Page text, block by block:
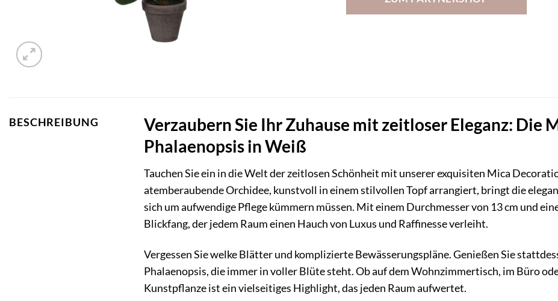
BESCHREIBUNG
Verzaubern Sie Ihr Zuhause mit zeitloser Eleganz: Die
Phalaenopsis in Weiß
Tauchen Sie ein in die Welt der zeitlosen Schönheit mit unserer exquisiten Mica
atemberaubende Orchidee, kunstvoll in einem stilvollen Topf arrangiert, bringt die
sich um aufwendige Pflege kümmern müssen. Mit einem Durchmesser von 13 cm und
Blickfang, der jedem Raum einen Hauch von Luxus und Raffinesse verleiht.
Vergessen Sie welke Blätter und komplizierte Bewässerungspläne. Genießen Sie
Phalaenopsis, die immer in voller Blüte steht. Ob auf dem Wohnzimmertisch, im Büro
Kunstpflanze ist ein vielseitiges Highlight, das jeden Raum aufwertet.